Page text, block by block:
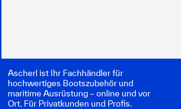
Ascherl ist Ihr Fachhändler für
hochwertiges Bootszubehör und
maritime Ausrüstung – online und vor
Ort. Für Privatkunden und Profis.